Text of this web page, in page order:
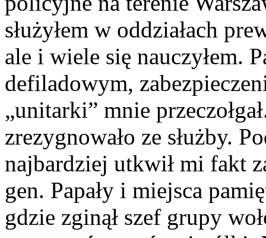
służyłem w oddziałach
ale i wiele się nauczyłem.
defiladowym,
„unitarki” mnie
zrezygnowało ze służby.
najbardziej utkwił mi fakt
gen. Papały i miejsca
gdzie zginął szef grupy